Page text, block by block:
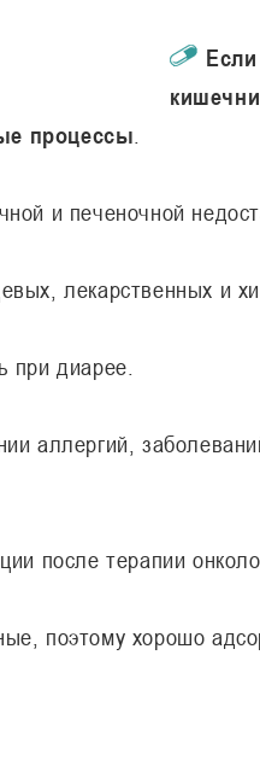
процессы
и печеночной
лекарственных и
при диарее.
аллергий,
после терапии
поэтому хорошо